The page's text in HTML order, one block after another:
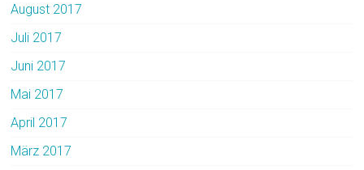
August 2017
Juli 2017
Juni 2017
Mai 2017
April 2017
März 2017